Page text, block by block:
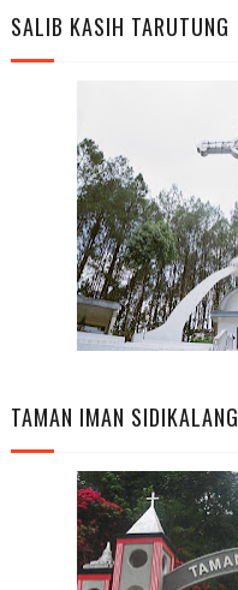
SALIB KASIH TARUTUNG
TAMAN IMAN SIDIKALANG